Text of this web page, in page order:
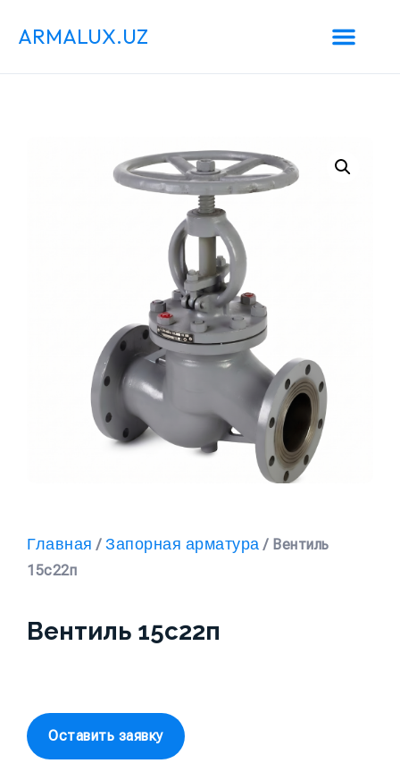
ARMALUX.UZ
Главная / Запорная арматура / Вентиль
15с22п
Вентиль 15с22п
Оставить заявку